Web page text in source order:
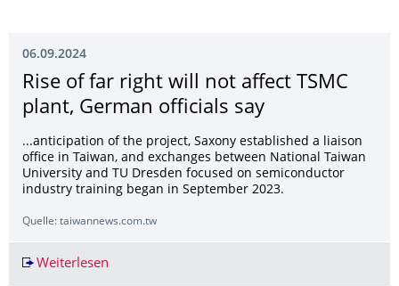
06.09.2024
Rise of far right will not affect TSMC
plant, German officials say
...anticipation of the project, Saxony established a liaison
office in Taiwan, and exchanges between National Taiwan
University and TU Dresden focused on semiconductor
industry training began in September 2023.
Quelle: taiwannews.com.tw
Weiterlesen